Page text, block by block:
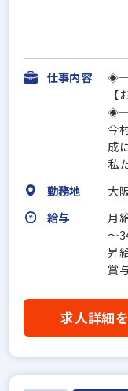
仕事内容
【
今
成
私
勤務地
大
給与
月
～
昇
賞
求人詳細